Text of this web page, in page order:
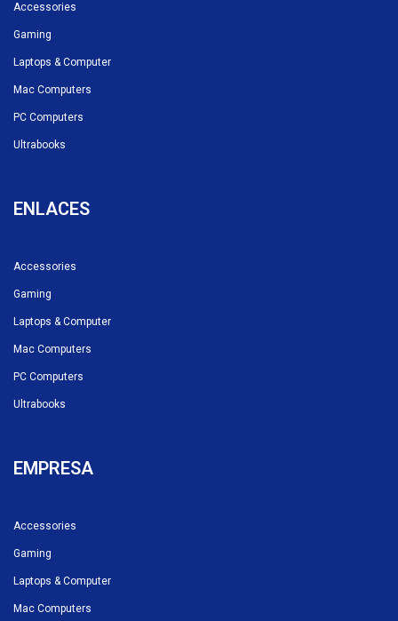
Accessories
Gaming
Laptops & Computer
Mac Computers
PC Computers
Ultrabooks
ENLACES
Accessories
Gaming
Laptops & Computer
Mac Computers
PC Computers
Ultrabooks
EMPRESA
Accessories
Gaming
Laptops & Computer
Mac Computers